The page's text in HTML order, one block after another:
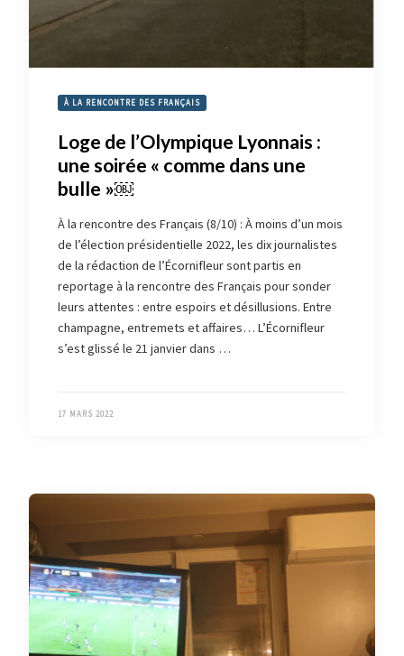
À LA RENCONTRE DES FRANÇAIS
Loge de l’Olympique Lyonnais :
une soirée « comme dans une
bulle »￼
À la rencontre des Français (8/10) : À moins d’un mois
de l’élection présidentielle 2022, les dix journalistes
de la rédaction de l’Écornifleur sont partis en
reportage à la rencontre des Français pour sonder
leurs attentes : entre espoirs et désillusions. Entre
champagne, entremets et affaires… L’Écornifleur
s’est glissé le 21 janvier dans …
17 MARS 2022